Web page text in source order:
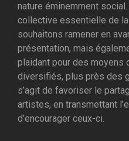
nature éminemment
collective essentielle de
souhaitons ramener en
présentation, mais
plaidant pour des
diversifiés, plus près des
s’agit de favoriser le
artistes, en transmettant
d’encourager ceux-ci.